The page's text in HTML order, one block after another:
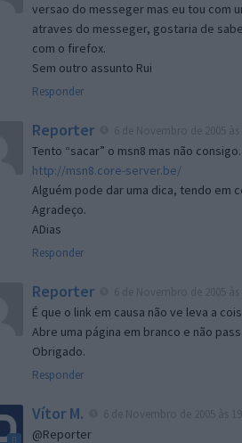
versao do messeger mas eu tou com
atraves do messeger, gostaria de
com o firefox.
Sem outro assunto Rui
Responder
Reporter
Tento “sacar” o msn8 mas não
http://msn8.core-server.be/
Alguém pode dar uma dica, tendo em
Agradeço.
ADias
Responder
Reporter
É que o link em causa não ve leva a
Abre uma página em branco e não
Obrigado.
Responder
Vítor M.
@Reporter